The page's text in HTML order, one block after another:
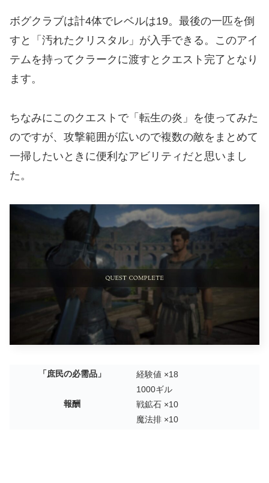
ボグクラブは計4体でレベルは19。最後の一匹を倒
すと「汚れたクリスタル」が入手できる。このアイ
テムを持ってクラークに渡すとクエスト完了となり
ます。
ちなみにこのクエストで「転生の炎」を使ってみた
のですが、攻撃範囲が広いので複数の敵をまとめて
一掃したいときに便利なアビリティだと思いまし
た。
「庶民の必需品」
報酬
経験値 ×18
1000ギル
戦鉱石 ×10
魔法排 ×10